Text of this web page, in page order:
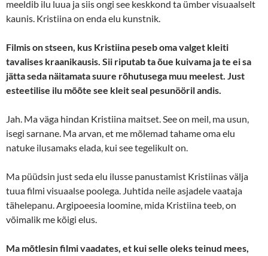
meeldib ilu luua ja siis ongi see keskkond ta ümber visuaalselt
kaunis. Kristiina on enda elu kunstnik.
Filmis on stseen, kus Kristiina peseb oma valget kleiti
tavalises kraanikausis. Sii riputab ta õue kuivama ja te ei sa
jätta seda näitamata suure rõhutusega muu meelest. Just
esteetilise ilu mõõte see kleit seal pesunööril andis.
Jah. Ma väga hindan Kristiina maitset. See on meil, ma usun,
isegi sarnane. Ma arvan, et me mõlemad tahame oma elu
natuke ilusamaks elada, kui see tegelikult on.
Ma püüdsin just seda elu ilusse panustamist Kristiinas välja
tuua filmi visuaalse poolega. Juhtida neile asjadele vaataja
tähelepanu. Argipoeesia loomine, mida Kristiina teeb, on
võimalik me kõigi elus.
Ma mõtlesin filmi vaadates, et kui selle oleks teinud mees,